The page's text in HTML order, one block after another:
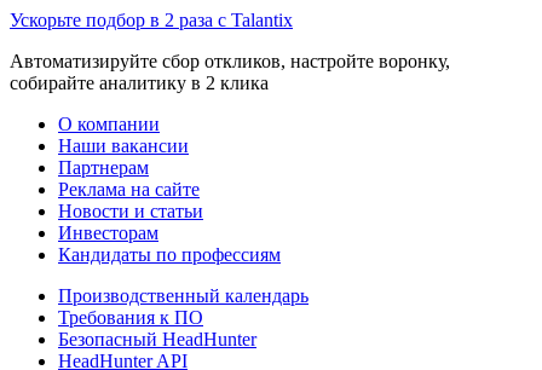
Ускорьте подбор в 2 раза с Talantix
Автоматизируйте сбор откликов, настройте воронку,
собирайте аналитику в 2 клика
О компании
Наши вакансии
Партнерам
Реклама на сайте
Новости и статьи
Инвесторам
Кандидаты по профессиям
Производственный календарь
Требования к ПО
Безопасный HeadHunter
HeadHunter API